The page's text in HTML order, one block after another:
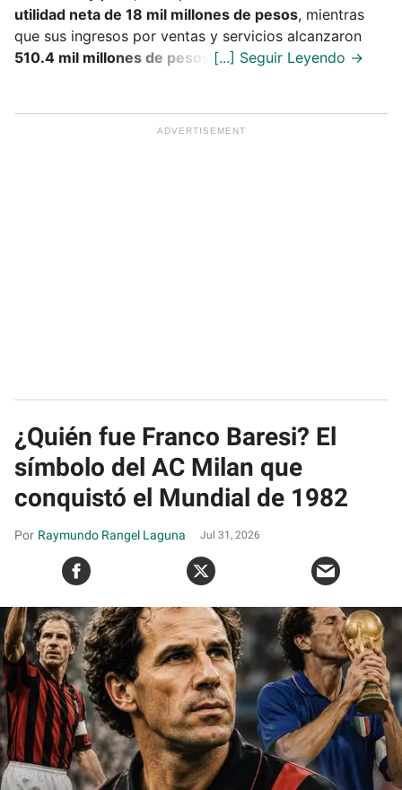
utilidad neta de 18 mil millones de pesos, mientras
que sus ingresos por ventas y servicios alcanzaron
510.4 mil millones de pesos
¿Quién fue Franco Baresi? El
símbolo del AC Milan que
conquistó el Mundial de 1982
Raymundo Rangel Laguna Jul 31, 2026